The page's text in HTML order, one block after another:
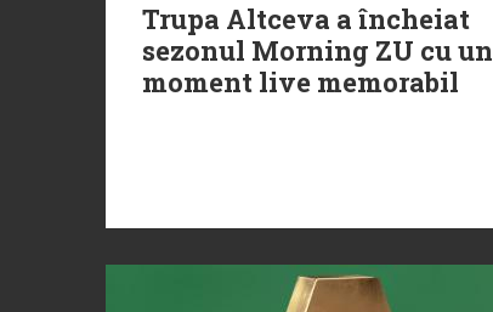
Trupa Altceva a încheiat
sezonul Morning ZU cu un
moment live memorabil